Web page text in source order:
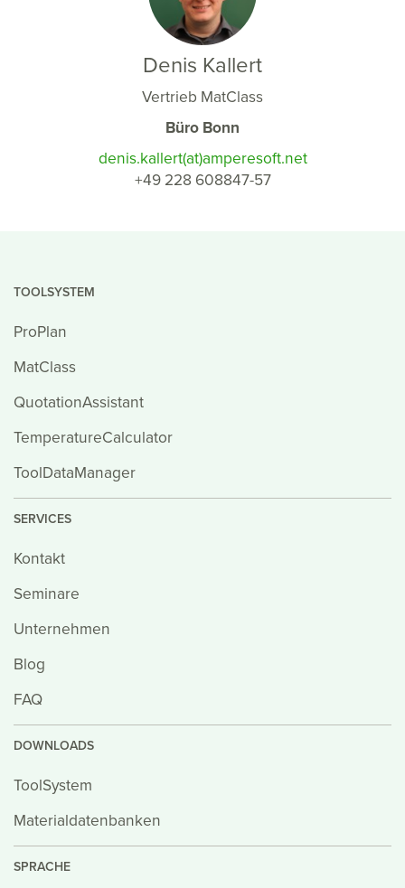
Denis Kallert
Vertrieb MatClass
Büro Bonn
denis.kallert(at)amperesoft.net
+49 228 608847-57
TOOLSYSTEM
ProPlan
MatClass
QuotationAssistant
TemperatureCalculator
ToolDataManager
SERVICES
Kontakt
Seminare
Unternehmen
Blog
FAQ
DOWNLOADS
ToolSystem
Materialdatenbanken
SPRACHE